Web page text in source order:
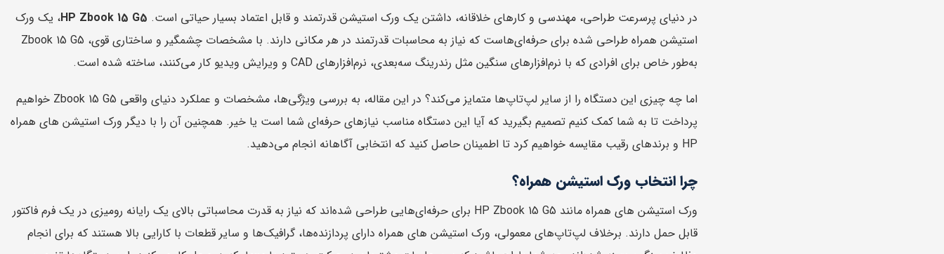
در دنیای پرسرعت طراحی، مهندسی و کارهای خلاقانه، داشتن یک ورک استیشن قدرتمند و قابل اعتماد بسیار حیاتی است. HP Zbook 15 G5، یک ورک
استیشن همراه طراحی شده برای حرفه‌ای‌هاست که نیاز به محاسبات قدرتمند در هر مکانی دارند. با مشخصات چشمگیر و ساختاری قوی، Zbook 15 G5
به‌طور خاص برای افرادی که با نرم‌افزارهای سنگین مثل رندرینگ سه‌بعدی، نرم‌افزارهای CAD و ویرایش ویدیو کار می‌کنند، ساخته شده است.
اما چه چیزی این دستگاه را از سایر لپ‌تاپ‌ها متمایز می‌کند؟ در این مقاله، به بررسی ویژگی‌ها، مشخصات و عملکرد دنیای واقعی Zbook 15 G5 خواهیم
پرداخت تا به شما کمک کنیم تصمیم بگیرید که آیا این دستگاه مناسب نیازهای حرفه‌ای شما است یا خیر. همچنین آن را با دیگر ورک استیشن های همراه
HP و برندهای رقیب مقایسه خواهیم کرد تا اطمینان حاصل کنید که انتخابی آگاهانه انجام می‌دهید.
چرا انتخاب ورک استیشن همراه؟
ورک استیشن های همراه مانند HP Zbook 15 G5 برای حرفه‌ای‌هایی طراحی شده‌اند که نیاز به قدرت محاسباتی بالای یک رایانه رومیزی در یک فرم فاکتور
قابل حمل دارند. برخلاف لپ‌تاپ‌های معمولی، ورک استیشن های همراه دارای پردازنده‌ها، گرافیک‌ها و سایر قطعات با کارایی بالا هستند که برای انجام